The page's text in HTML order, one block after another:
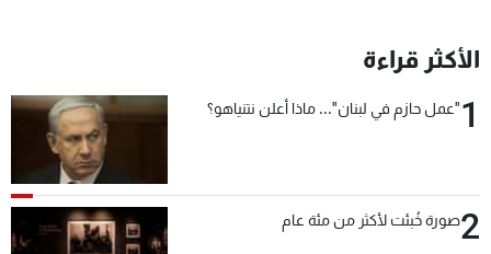
الأكثر قراءة
1"عمل حازم في لبنان"... ماذا أعلن نتنياهو؟
2صورة خُبئت لأكثر من مئة عام